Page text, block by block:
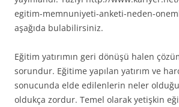
egitim-memnuniyeti-anketi-neden-
aşağıda bulabilirsiniz.
Eğitim yatırımın geri dönüşü halen
sorundur. Eğitime yapılan yatırım ve
sonucunda elde edilenlerin neler
oldukça zordur. Temel olarak yetişkin